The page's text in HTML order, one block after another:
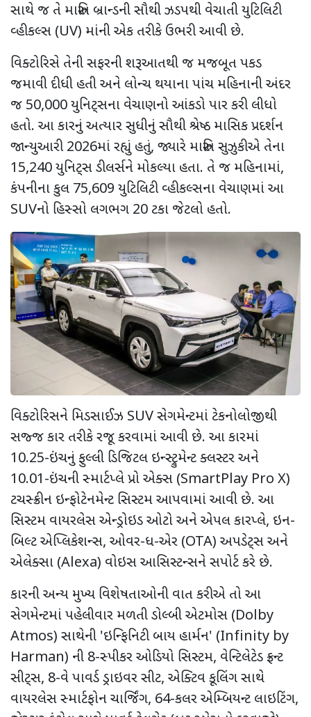
સાથે જ તે મારુતિ બ્રાન્ડની સૌથી ઝડપથી વેચાતી યુટિલિટી
વ્હીકલ્સ (UV) માંની એક તરીકે ઉભરી આવી છે.
વિક્ટોરિસે તેની સફરની શરૂઆતથી જ મજબૂત પકડ
જમાવી દીધી હતી અને લોન્ચ થયાના પાંચ મહિનાની અંદર
જ 50,000 યુનિટ્સના વેચાણનો આંકડો પાર કરી લીધો
હતો. આ કારનું અત્યાર સુધીનું સૌથી શ્રેષ્ઠ માસિક પ્રદર્શન
જાન્યુઆરી 2026માં રહ્યું હતું, જ્યારે મારુતિ સુઝુકીએ તેના
15,240 યુનિટ્સ ડીલર્સને મોકલ્યા હતા. તે જ મહિનામાં,
કંપનીના કુલ 75,609 યુટિલિટી વ્હીકલ્સના વેચાણમાં આ
SUVનો હિસ્સો લગભગ 20 ટકા જેટલો હતો.
વિક્ટોરિસને મિડસાઈઝ SUVસેગમેન્ટમાં ટેકનોલોજીથી
સજ્જ કાર તરીકે રજૂ કરવામાં આવી છે. આ કારમાં
10.25-ઇંચનું ફુલ્લી ડિજિટલ ઇન્સ્ટ્રુમેન્ટ ક્લસ્ટર અને
10.01-ઇંચની સ્માર્ટપ્લે પ્રો એક્સ (SmartPlay Pro X)
ટચસ્ક્રીન ઇન્ફોટેનમેન્ટ સિસ્ટમ આપવામાં આવી છે. આ
સિસ્ટમ વાયરલેસ એન્ડ્રોઇડ ઓટો અને એપલ કારપ્લે, ઇન-
બિલ્ટ એપ્લિકેશન્સ, ઓવર-ધ-એર (OTA) અપડેટ્સ અને
એલેક્સા (Alexa) વોઇસ આસિસ્ટન્સને સપોર્ટ કરે છે.
કારની અન્ય મુખ્ય વિશેષતાઓની વાત કરીએ તો આ
સેગમેન્ટમાં પહેલીવાર મળતી ડોલ્બી એટમોસ (Dolby
Atmos) સાથેની 'ઇન્ફિનિટી બાય હાર્મન' (Infinity by
Harman) ની 8-સ્પીકર ઓડિયો સિસ્ટમ, વેન્ટિલેટેડ ફ્રન્ટ
સીટ્સ, 8-વે પાવર્ડ ડ્રાઇવર સીટ, એક્ટિવ કૂલિંગ સાથે
વાયરલેસ સ્માર્ટફોન ચાર્જિંગ, 64-કલર એમ્બિયન્ટ લાઇટિંગ,